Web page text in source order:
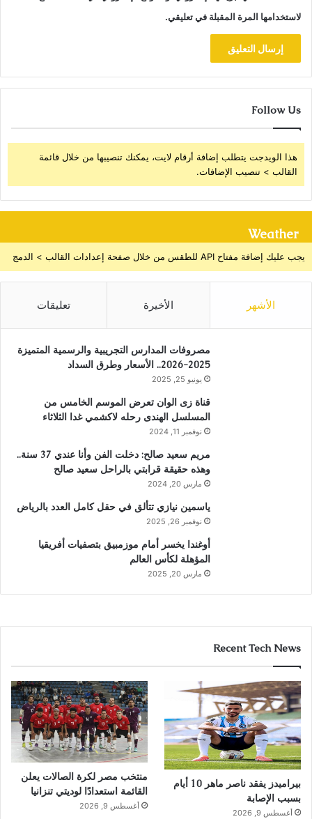
لاستخدامها المرة المقبلة في تعليقي.
Follow Us
هذا الويدجت يتطلب إضافة أرقام لايت، يمكنك تنصيبها من خلال قائمة
القالب > تنصيب الإضافات.
Weather
يجب عليك إضافة مفتاح API للطقس من خلال صفحة إعدادات القالب > الدمج
الأشهر الأخيرة تعليقات
مصروفات المدارس التجريبية والرسمية المتميزة
2025-2026.. الأسعار وطرق السداد
يونيو 25, 2025
قناة زى الوان تعرض الموسم الخامس من
المسلسل الهندى رحله لاكشمي غدا الثلاثاء
نوفمبر 11, 2024
مريم سعيد صالح: دخلت الفن وأنا عندي 37 سنة..
وهذه حقيقة قرابتي بالراحل سعيد صالح
مارس 20, 2024
ياسمين نيازي تتألق في حقل كامل العدد بالرياض
نوفمبر 26, 2025
أوغندا يخسر أمام موزمبيق بتصفيات أفريقيا
المؤهلة لكأس العالم
مارس 20, 2025
Recent Tech News
بيراميدز يفقد ناصر ماهر 10 أيام
بسبب الإصابة
أغسطس 9, 2026
منتخب مصر لكرة الصالات يعلن
القائمة استعدادًا لوديتي تنزانيا
أغسطس 9, 2026